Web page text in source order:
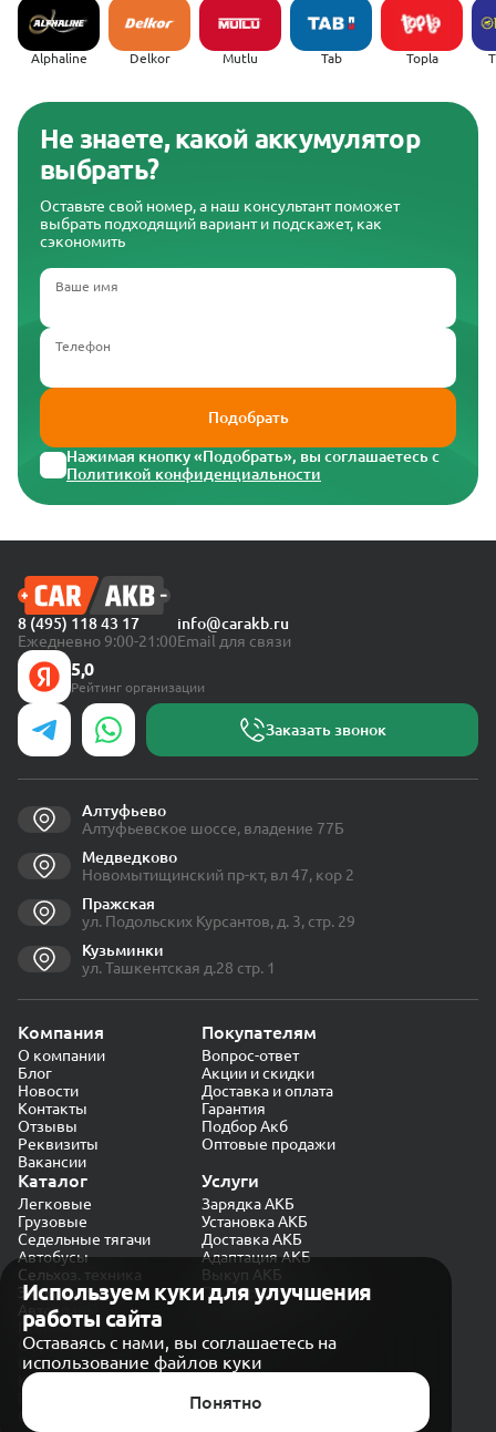
Alphaline Delkor Mutlu Tab Topla
Не знаете, какой аккумулятор
выбрать?
Оставьте свой номер, а наш консультант поможет
выбрать подходящий вариант и подскажет, как
сэкономить
Ваше имя
Телефон
Подобрать
Нажимая кнопку «Подобрать», вы соглашаетесь с
Политикой конфиденциальности
Используем куки для улучшения
работы сайта
Оставаясь с нами, вы соглашаетесь на
использование файлов куки
Понятно
8 (495) 118 43 17
Ежедневно 9:00-21:00
info@carakb.ru
Email для связи
5,0
Рейтинг организации
Заказать звонок
Алтуфьево
Алтуфьевское шоссе, владение 77Б
Медведково
Новомытищинский пр-кт, вл 47, кор 2
Пражская
ул. Подольских Курсантов, д. 3, стр. 29
Кузьминки
ул. Ташкентская д.28 стр. 1
Компания
О компании
Блог
Новости
Контакты
Отзывы
Реквизиты
Вакансии
Покупателям
Вопрос-ответ
Акции и скидки
Доставка и оплата
Гарантия
Подбор Акб
Оптовые продажи
Каталог
Легковые
Грузовые
Седельные тягачи
Автобусы
Сельхоз. техника
Экскаваторы
Автокраны
Услуги
Зарядка АКБ
Установка АКБ
Доставка АКБ
Адаптация АКБ
Выкуп АКБ
Проверка генератора
Политика конфиденциальности
Обработка персональных данных
Согласие на обработку в «Яндекс.Метрика»
Карта сайта
© CARAKB 2026. Все права защищены